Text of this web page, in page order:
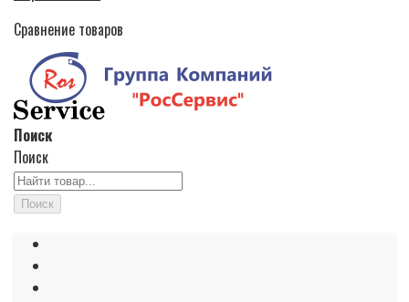
Сравнение товаров
Поиск
Поиск
Поиск